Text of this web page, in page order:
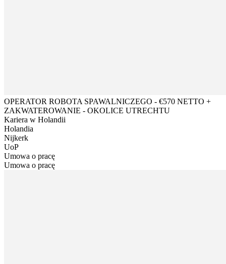
OPERATOR ROBOTA SPAWALNICZEGO - €570 NETTO +
ZAKWATEROWANIE - OKOLICE UTRECHTU
Kariera w Holandii
Holandia
Nijkerk
UoP
Umowa o pracę
Umowa o pracę